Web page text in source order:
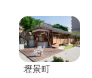
壢景町